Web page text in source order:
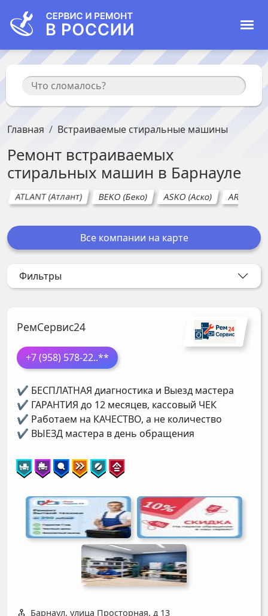
Главная Встраиваемые стиральные машины
Ремонт встраиваемых
стиральных машин в Барнауле
ATLANT (Атлант) BEKO (Беко) ASKO (Аско) ARDO
Все компании на карте
Фильтры
РемСервис24
+7 (958) 578-22..**
✔ БЕСПЛАТНАЯ диагностика и Выезд мастера
✔ ГАРАНТИЯ до 12 месяцев, кассовый ЧЕК
✔ Работаем на КАЧЕСТВО, а не количество
✔ ВЫЕЗД мастера в день обращения
Барнаул, улица Просторная, д 13